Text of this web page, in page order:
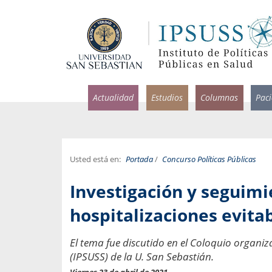
Actualidad Estudios Columnas
Usted está en: Portada/ Concurso Políticas Públicas
Investigación y
hospitalizaciones
El tema fue discutido en el Coloquio
(IPSUSS) de la U. San Sebastián.
por incapacidad
Infectólogo y profesor
Medicina, Universidad
Usamos la palabra
una enfermedad